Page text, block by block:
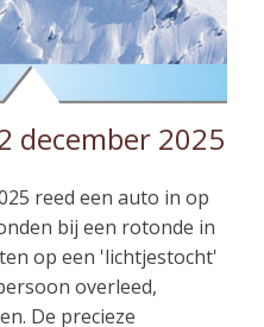
december 2025
reed een auto in op
bij een rotonde in
op een 'lichtjestocht'
overleed,
De precieze